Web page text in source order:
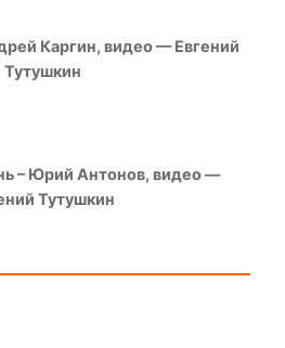
Каргин, видео — Евгений
Тутушкин
– Юрий Антонов, видео —
Тутушкин